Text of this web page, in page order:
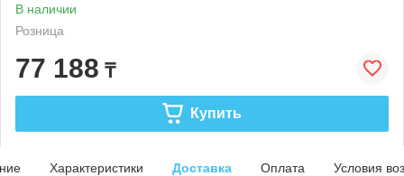
В наличии
Розница
77 188 ₸
Купить
Характеристики Доставка Оплата Условия